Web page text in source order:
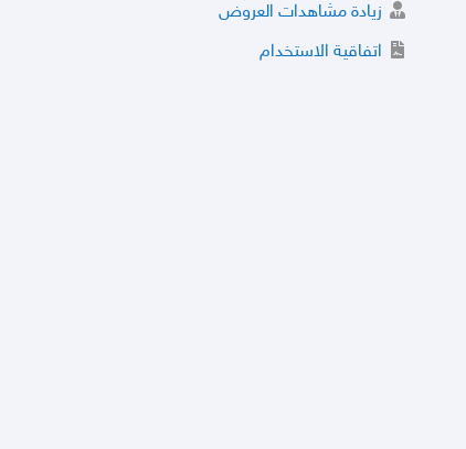
زيادة مشاهدات العروض
اتفاقية الاستخدام